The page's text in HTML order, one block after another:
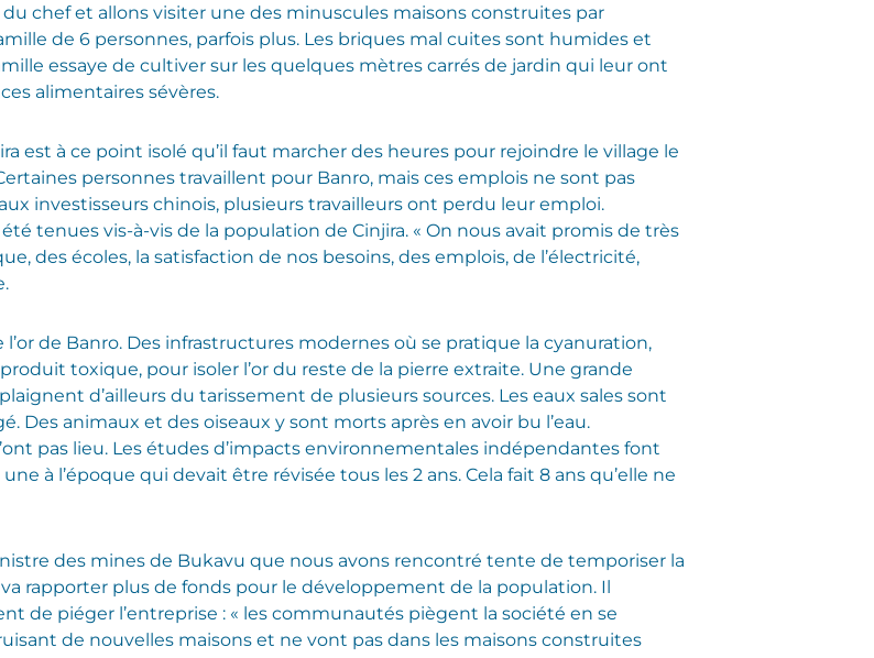
chef et allons visiter une des minuscules maisons construites par
de 6 personnes, parfois plus. Les briques mal cuites sont humides et
essaye de cultiver sur les quelques mètres carrés de jardin qui leur ont
alimentaires sévères.
est à ce point isolé qu’il faut marcher des heures pour rejoindre le village le
personnes travaillent pour Banro, mais ces emplois ne sont pas
investisseurs chinois, plusieurs travailleurs ont perdu leur emploi.
tenues vis-à-vis de la population de Cinjira. « On nous avait promis de très
des écoles, la satisfaction de nos besoins, des emplois, de l’électricité,
de Banro. Des infrastructures modernes où se pratique la cyanuration,
toxique, pour isoler l’or du reste de la pierre extraite. Une grande
d’ailleurs du tarissement de plusieurs sources. Les eaux sales sont
Des animaux et des oiseaux y sont morts après en avoir bu l’eau.
pas lieu. Les études d’impacts environnementales indépendantes font
à l’époque qui devait être révisée tous les 2 ans. Cela fait 8 ans qu’elle ne
des mines de Bukavu que nous avons rencontré tente de temporiser la
rapporter plus de fonds pour le développement de la population. Il
de piéger l’entreprise : « les communautés piègent la société en se
de nouvelles maisons et ne vont pas dans les maisons construites